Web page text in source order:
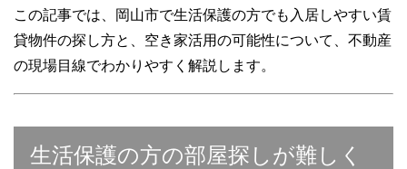
この記事では、岡山市で生活保護の方でも入居しやすい賃
貸物件の探し方と、空き家活用の可能性について、不動産
の現場目線でわかりやすく解説します。
生活保護の方の部屋探しが難しく